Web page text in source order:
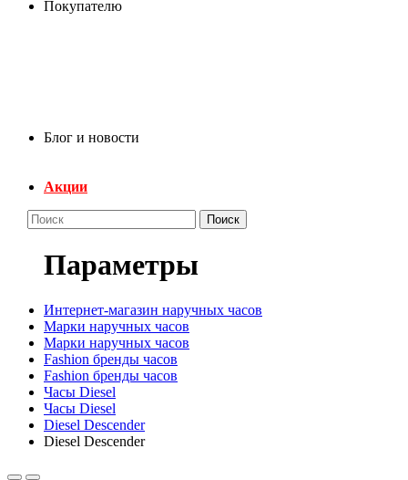
Покупателю
Блог и новости
Акции
Поиск
Параметры
Интернет-магазин наручных часов
Марки наручных часов
Марки наручных часов
Fashion бренды часов
Fashion бренды часов
Часы Diesel
Часы Diesel
Diesel Descender
Diesel Descender